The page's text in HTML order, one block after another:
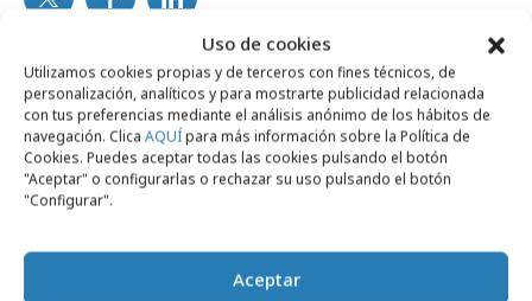
Uso de cookies
Utilizamos cookies propias y de terceros con fines técnicos, de
personalización, analíticos y para mostrarte publicidad relacionada
con tus preferencias mediante el análisis anónimo de los hábitos de
navegación. Clica AQUÍpara más información sobre la Política de
Cookies. Puedes aceptar todas las cookies pulsando el botón
"Aceptar" o configurarlas o rechazar su uso pulsando el botón
"Configurar".
Aceptar
Noticias Relacionadas
No se han encontrado noticias relacionadas.